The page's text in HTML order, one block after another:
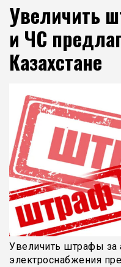
Увеличить
и ЧС
Казахстане
Увеличить штрафы за
электроснабжения